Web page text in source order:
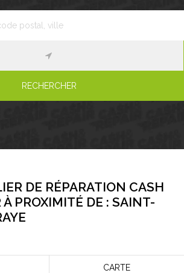
RECHERCHER
DE RÉPARATION CASH
PROXIMITÉ DE : SAINT-
CARTE